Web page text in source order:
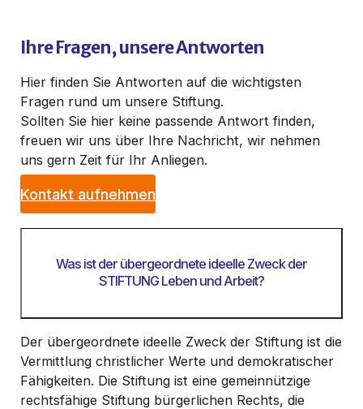
Ihre Fragen, unsere Antworten
Hier finden Sie Antworten auf die wichtigsten
Fragen rund um unsere Stiftung.
Sollten Sie hier keine passende Antwort finden,
freuen wir uns über Ihre Nachricht, wir nehmen
uns gern Zeit für Ihr Anliegen.
Kontakt aufnehmen
Was ist der übergeordnete ideelle Zweck der
STIFTUNG Leben und Arbeit?
Der übergeordnete ideelle Zweck der Stiftung ist die
Vermittlung christlicher Werte und demokratischer
Fähigkeiten. Die Stiftung ist eine gemeinnützige
rechtsfähige Stiftung bürgerlichen Rechts, die